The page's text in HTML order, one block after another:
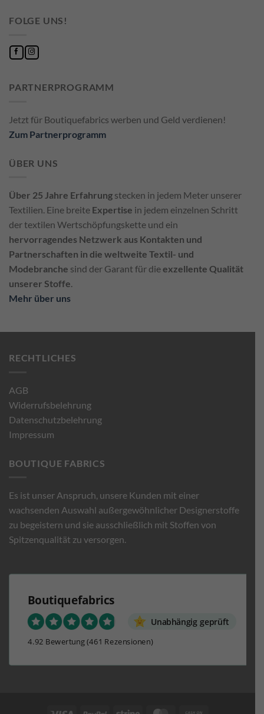
FOLGE UNS!
PARTNERPROGRAMM
Jetzt für Boutiquefabrics werben und Geld verdienen!
Zum Partnerprogramm
ÜBER UNS
Über 25 Jahre Erfahrung stecken in jedem Meter unserer
Textilien. Eine breite Expertise in jedem einzelnen Schritt
der textilen Wertschöpfungskette und ein
hervorragendes Netzwerk aus Kontakten und
Partnerschaften in die weltweite Textil- und
Modebranche sind der Garant für dieexzellente Qualität
unserer Stoffe.
Mehr über uns
RECHTLICHES
AGB
Widerrufsbelehrung
Datenschutzbelehrung
Impressum
BOUTIQUE FABRICS
Es ist unser Anspruch, unsere Kunden mit einer
wachsenden Auswahl außergewöhnlicher Designerstoffe
zu begeistern und sie ausschließlich mit Stoffen von
Spitzenqualität zu versorgen.
Boutiquefabrics
Unabhängig geprüft
4.92 Bewertung(461 Rezensionen)